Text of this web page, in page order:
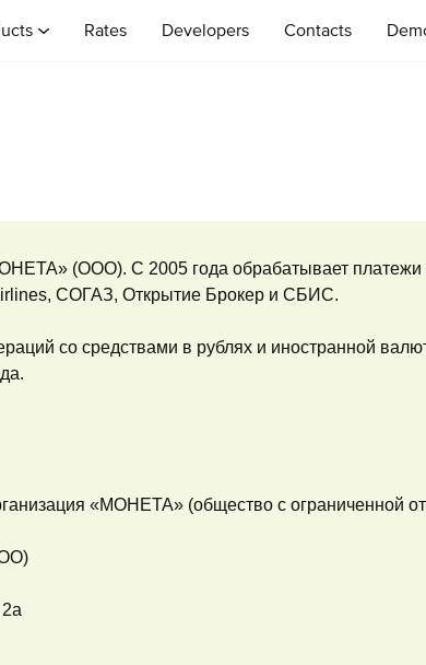
Rates Developers Contacts
(ООО). С 2005 года обрабатывает платежи
СОГАЗ, Открытие Брокер и СБИС.
со средствами в рублях и иностранной
«МОНЕТА» (общество с ограниченной